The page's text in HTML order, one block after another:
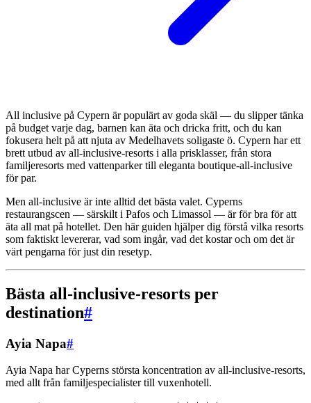
All inclusive på Cypern är populärt av goda skäl — du slipper tänka
på budget varje dag, barnen kan äta och dricka fritt, och du kan
fokusera helt på att njuta av Medelhavets soligaste ö. Cypern har ett
brett utbud av all-inclusive-resorts i alla prisklasser, från stora
familjeresorts med vattenparker till eleganta boutique-all-inclusive
för par.
Men all-inclusive är inte alltid det bästa valet. Cyperns
restaurangscen — särskilt i Pafos och Limassol — är för bra för att
äta all mat på hotellet. Den här guiden hjälper dig förstå vilka resorts
som faktiskt levererar, vad som ingår, vad det kostar och om det är
värt pengarna för just din resetyp.
Bästa all-inclusive-resorts per
destination#
Ayia Napa#
Ayia Napa har Cyperns största koncentration av all-inclusive-resorts,
med allt från familjespecialister till vuxenhotell.